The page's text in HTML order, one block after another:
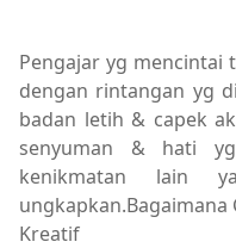
Pengajar yg mencintai
dengan rintangan yg
badan letih & capek
senyuman & hati
kenikmatan lain
ungkapkan.Bagaimana
Kreatif